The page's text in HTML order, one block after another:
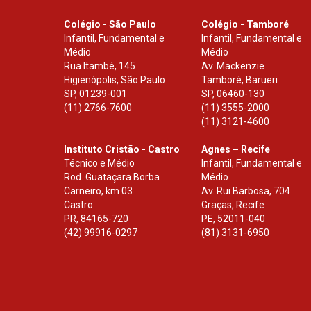
Colégio - São Paulo
Infantil, Fundamental e
Médio
Rua Itambé, 145
Higienópolis, São Paulo
SP, 01239-001
(11) 2766-7600
Colégio - Tamboré
Infantil, Fundamental e
Médio
Av. Mackenzie
Tamboré, Barueri
SP,06460-130
(11) 3555-2000
(11) 3121-4600
Instituto Cristão - Castro
Técnico e Médio
Rod. Guataçara Borba
Carneiro, km 03
Castro
PR, 84165-720
(42) 99916-0297
Agnes – Recife
Infantil, Fundamental e
Médio
Av. Rui Barbosa, 704
Graças, Recife
PE, 52011-040
(81) 3131-6950